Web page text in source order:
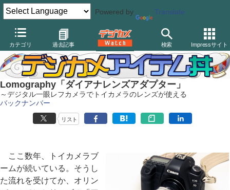
Powered by Translate
カテゴリ 過去記事 検索 Impressサイト
デジカメ Watch レンズ 交換レンズ その他
Lomography「ダイアナレンズアダプター」
～デジタル一眼レフカメラでトイカメラのレンズが使える
バックナンバー
リスト
ここ数年、トイカメラブ
ームが続いている。そうし
た流れを受けてか、オリン